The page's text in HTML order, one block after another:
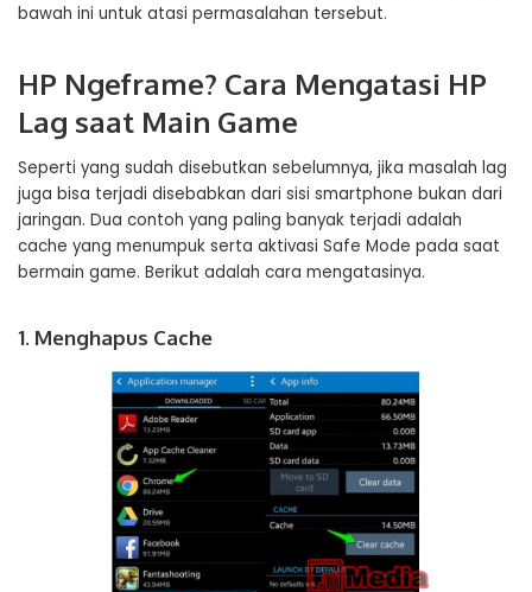
bawah ini untuk atasi permasalahan tersebut.
HP Ngeframe? Cara Mengatasi HP
Lag saat Main Game
Seperti yang sudah disebutkan sebelumnya, jika masalah lag
juga bisa terjadi disebabkan dari sisi smartphone bukan dari
jaringan. Dua contoh yang paling banyak terjadi adalah
cache yang menumpuk serta aktivasi Safe Mode pada saat
bermain game. Berikut adalah cara mengatasinya.
1. Menghapus Cache